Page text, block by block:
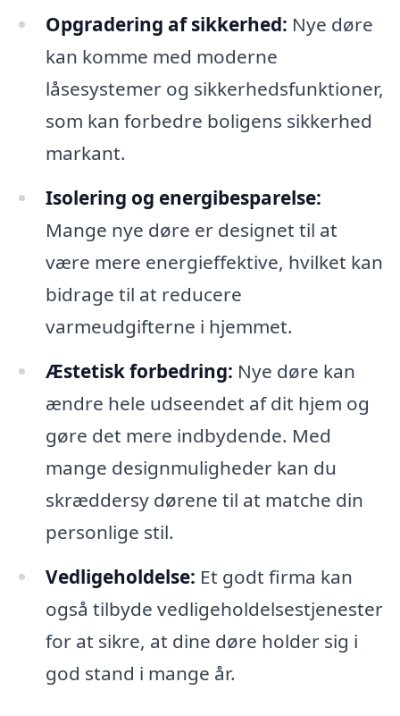
Opgradering af sikkerhed: Nye døre
kan komme med moderne
låsesystemer og sikkerhedsfunktioner,
som kan forbedre boligens sikkerhed
markant.
Isolering og energibesparelse:
Mange nye døre er designet til at
være mere energieffektive, hvilket kan
bidrage til at reducere
varmeudgifterne i hjemmet.
Æstetisk forbedring: Nye døre kan
ændre hele udseendet af dit hjem og
gøre det mere indbydende. Med
mange designmuligheder kan du
skræddersy dørene til at matche din
personlige stil.
Vedligeholdelse: Et godt firma kan
også tilbyde vedligeholdelsestjenester
for at sikre, at dine døre holder sig i
god stand i mange år.